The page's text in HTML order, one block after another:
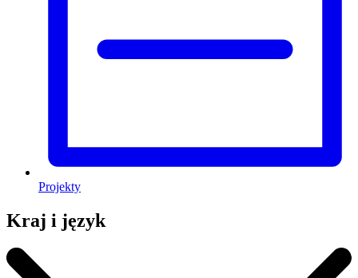
Projekty
Kraj i język